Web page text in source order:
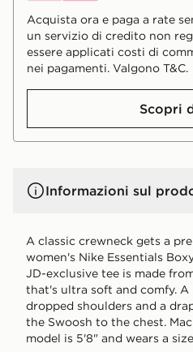
Acquista ora e paga a rate
un servizio di credito non
essere applicati costi di
nei pagamenti. Valgono T&C.
Scopri
Informazioni sul
A classic crewneck gets a
women's Nike Essentials
JD-exclusive tee is made
that's ultra soft and comfy.
dropped shoulders and a
the Swoosh to the chest.
model is 5'8" and wears a